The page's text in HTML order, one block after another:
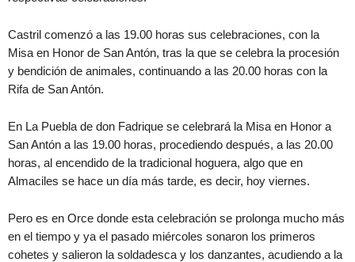
Castril comenzó a las 19.00 horas sus celebraciones, con la
Misa en Honor de San Antón, tras la que se celebra la procesión
y bendición de animales, continuando a las 20.00 horas con la
Rifa de San Antón.
En La Puebla de don Fadrique se celebrará la Misa en Honor a
San Antón a las 19.00 horas, procediendo después, a las 20.00
horas, al encendido de la tradicional hoguera, algo que en
Almaciles se hace un día más tarde, es decir, hoy viernes.
Pero es en Orce donde esta celebración se prolonga mucho más
en el tiempo y ya el pasado miércoles sonaron los primeros
cohetes y salieron la soldadesca y los danzantes, acudiendo a la